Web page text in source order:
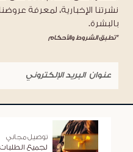
نشرتنا الإخبارية، لمعرفة
بالبشرة.
*تطبق الشروط والأحكام
توصيل مجاني
لجميع الطلبات